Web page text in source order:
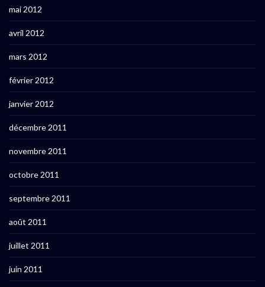
mai 2012
avril 2012
mars 2012
février 2012
janvier 2012
décembre 2011
novembre 2011
octobre 2011
septembre 2011
août 2011
juillet 2011
juin 2011